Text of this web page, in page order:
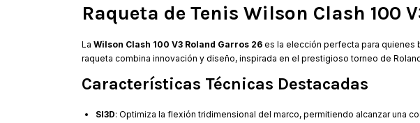
Raqueta de Tenis Wilson Clash 100
La Wilson Clash 100 V3 Roland Garros 26 es la elección perfecta para quienes
raqueta combina innovación y diseño, inspirada en el prestigioso torneo de
Características Técnicas Destacadas
SI3D: Optimiza la flexión tridimensional del marco, permitiendo alcanzar una